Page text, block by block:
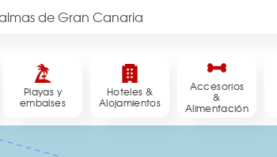
Playas y
embalses
Hoteles &
Alojamientos
Accesorios
&
Alimentación